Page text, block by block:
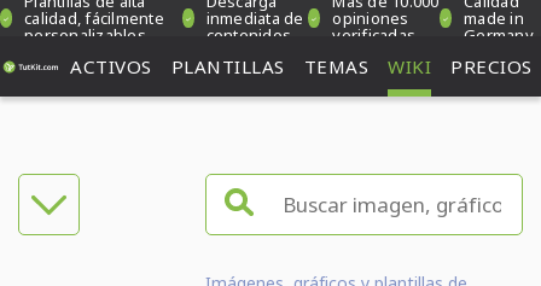
calidad, fácilmente
personalizables
inmediata de
contenidos
opiniones
verificadas
made in
Germany
ACTIVOS PLANTILLAS TEMAS WIKI PRECIOS